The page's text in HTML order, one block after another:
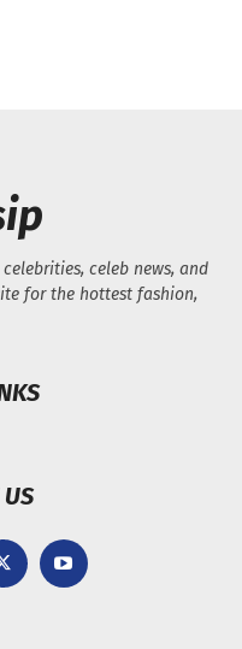
celeb news, and
for the hottest fashion,